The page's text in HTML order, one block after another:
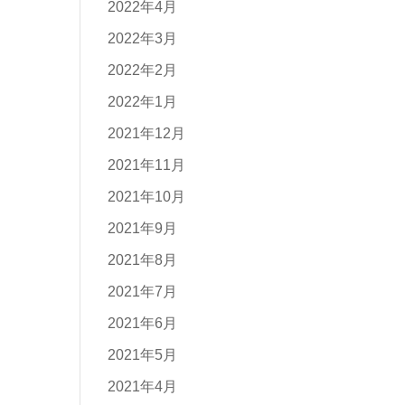
2022年4月
2022年3月
2022年2月
2022年1月
2021年12月
2021年11月
2021年10月
2021年9月
2021年8月
2021年7月
2021年6月
2021年5月
2021年4月